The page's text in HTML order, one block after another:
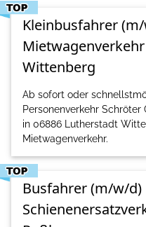
Kleinbusfahrer
Wittenberg
Ab sofort oder
Personenverkehr
in 06886 Lutherstadt
Mietwagenverkehr.
Busfahrer (m/w/d)